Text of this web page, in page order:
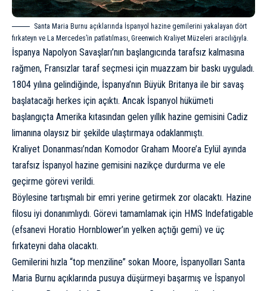
Santa Maria Burnu açıklarında İspanyol hazine gemilerini yakalayan dört
fırkateyn ve La Mercedes’in patlatılması, Greenwich Kraliyet Müzeleri aracılığıyla.
İspanya Napolyon Savaşları’nın başlangıcında tarafsız kalmasına
rağmen, Fransızlar taraf seçmesi için muazzam bir baskı uyguladı.
1804 yılına gelindiğinde, İspanya’nın Büyük Britanya ile bir savaş
başlatacağı herkes için açıktı. Ancak İspanyol hükümeti
başlangıçta Amerika kıtasından gelen yıllık hazine gemisini Cadiz
limanına olaysız bir şekilde ulaştırmaya odaklanmıştı.
Kraliyet Donanması’ndan Komodor Graham Moore’a Eylül ayında
tarafsız İspanyol hazine gemisini nazikçe durdurma ve ele
geçirme görevi verildi.
Böylesine tartışmalı bir emri yerine getirmek zor olacaktı. Hazine
filosu iyi donanımlıydı. Görevi tamamlamak için HMS Indefatigable
(efsanevi Horatio Hornblower’ın yelken açtığı gemi) ve üç
fırkateyni daha olacaktı.
Gemilerini hızla “top menziline” sokan Moore, İspanyolları Santa
Maria Burnu açıklarında pusuya düşürmeyi başarmış ve İspanyol